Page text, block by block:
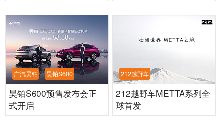
广汽昊铂 昊铂S600
昊铂S600预售发布会正
式开启
212越野车
212越野车METTA系列全
球首发